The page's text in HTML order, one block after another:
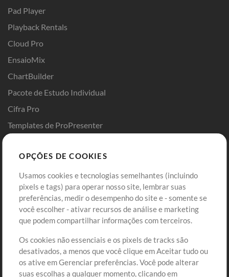
Pad Player
Playback Rentals
Cloud Pro
EnsaioMix
ChartBuilder
Pacote de Estudo Individual
Cifra Pro
Templates de ProPresenter
Comprar Créditos
Conteúdo Grátis
Solicite uma Música
Extras
Sessões
Envie seu conteúdo
Entre
Cadastre-se
Ir ao carrinho
OPÇÕES DE COOKIES
Usamos cookies e tecnologias semelhantes (incluindo
pixels e tags) para operar nosso site, lembrar suas
preferências, medir o desempenho do site e - somente se
você escolher - ativar recursos de análise e marketing
que podem compartilhar informações com terceiros.
Os cookies não essenciais e os pixels de tracks são
desativados, a menos que você clique em Aceitar tudo ou
os ative em Gerenciar preferências. Você pode alterar
suas escolhas a qualquer momento, clicando em